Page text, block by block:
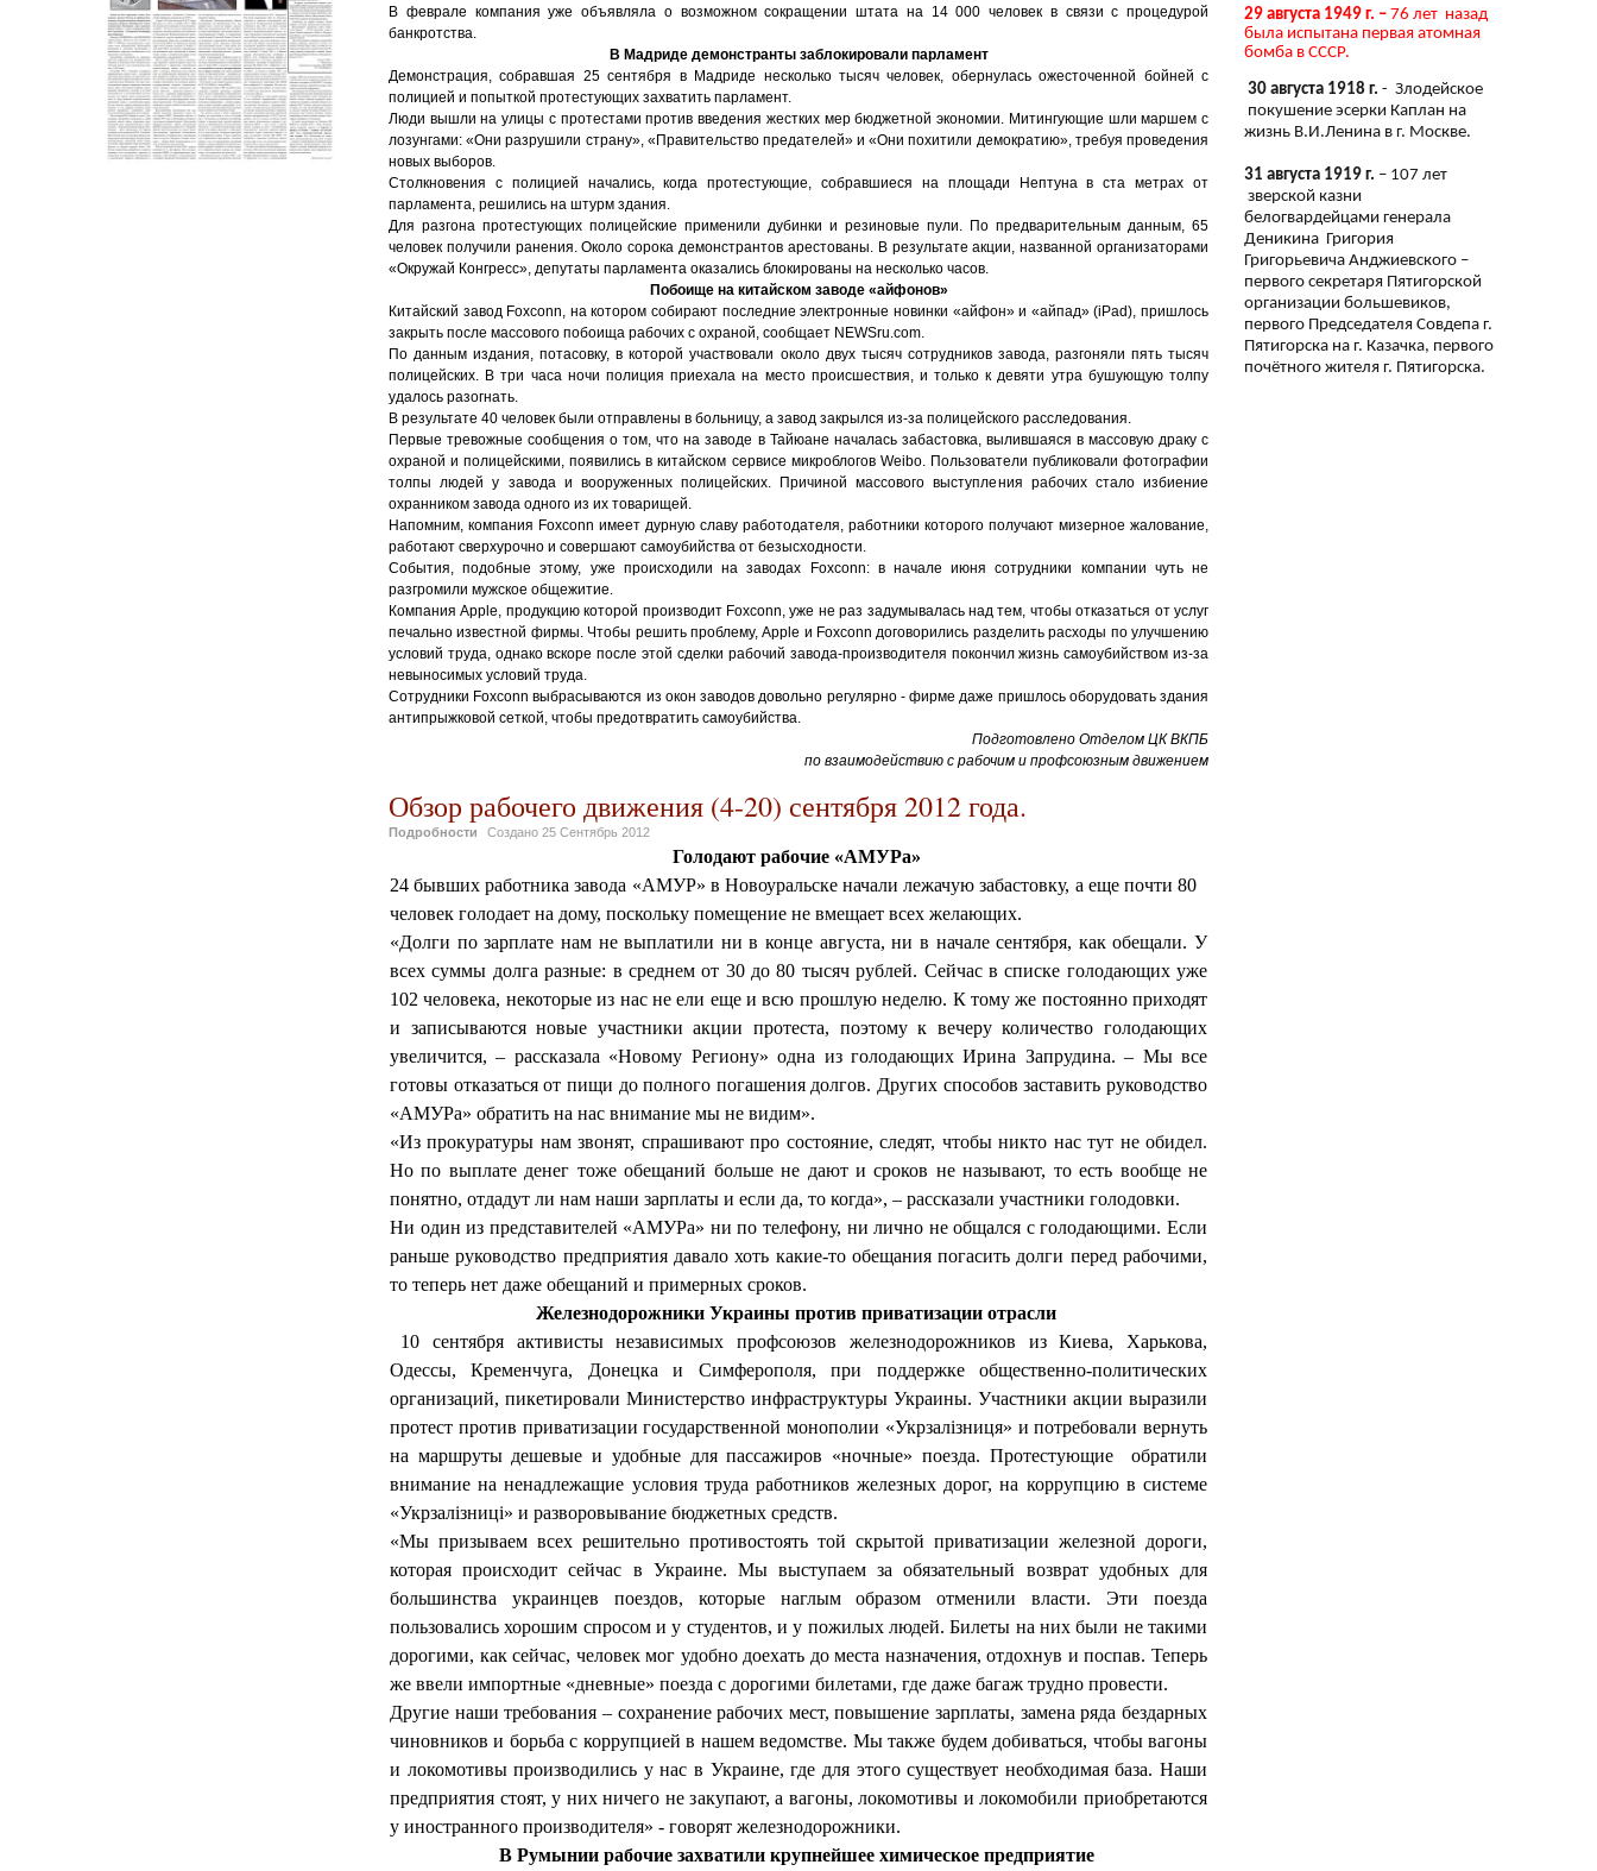
В феврале компания уже объявляла о возможном сокращении штата на 14 000 человек в связи с процедурой
банкротства.
В Мадриде демонстранты заблокировали парламент
Демонстрация, собравшая 25 сентября в Мадриде несколько тысяч человек, обернулась ожесточенной бойней с
полицией и попыткой протестующих захватить парламент.
Люди вышли на улицы с протестами против введения жестких мер бюджетной экономии. Митингующие шли маршем с
лозунгами: «Они разрушили страну», «Правительство предателей» и «Они похитили демократию», требуя проведения
новых выборов.
Столкновения с полицией начались, когда протестующие, собравшиеся на площади Нептуна в ста метрах от
парламента, решились на штурм здания.
Для разгона протестующих полицейские применили дубинки и резиновые пули. По предварительным данным, 65
человек получили ранения. Около сорока демонстрантов арестованы. В результате акции, названной организаторами
«Окружай Конгресс», депутаты парламента оказались блокированы на несколько часов.
Побоище на китайском заводе «айфонов»
Китайский завод Foxconn, на котором собирают последние электронные новинки «айфон» и «айпад» (iPad), пришлось
закрыть после массового побоища рабочих с охраной, сообщает NEWSru.com.
По данным издания, потасовку, в которой участвовали около двух тысяч сотрудников завода, разгоняли пять тысяч
полицейских. В три часа ночи полиция приехала на место происшествия, и только к девяти утра бушующую толпу
удалось разогнать.
В результате 40 человек были отправлены в больницу, а завод закрылся из-за полицейского расследования.
Первые тревожные сообщения о том, что на заводе в Тайюане началась забастовка, вылившаяся в массовую драку с
охраной и полицейскими, появились в китайском сервисе микроблогов Weibo. Пользователи публиковали фотографии
толпы людей у завода и вооруженных полицейских. Причиной массового выступления рабочих стало избиение
охранником завода одного из их товарищей.
Напомним, компания Foxconn имеет дурную славу работодателя, работники которого получают мизерное жалование,
работают сверхурочно и совершают самоубийства от безысходности.
События, подобные этому, уже происходили на заводах Foxconn: в начале июня сотрудники компании чуть не
разгромили мужское общежитие.
Компания Apple, продукцию которой производит Foxconn, уже не раз задумывалась над тем, чтобы отказаться от услуг
печально известной фирмы. Чтобы решить проблему, Apple и Foxconn договорились разделить расходы по улучшению
условий труда, однако вскоре после этой сделки рабочий завода-производителя покончил жизнь самоубийством из-за
невыносимых условий труда.
Сотрудники Foxconn выбрасываются из окон заводов довольно регулярно - фирме даже пришлось оборудовать здания
антипрыжковой сеткой, чтобы предотвратить самоубийства.
Подготовлено Отделом ЦК ВКПБ
по взаимодействию с рабочим и профсоюзным движением
Обзор рабочего движения (4-20) сентября 2012 года.
Подробности Создано 25 Сентябрь 2012
Голодают рабочие «АМУРа»
24 бывших работника завода «АМУР» в Новоуральске начали лежачую забастовку, а еще почти 80
человек голодает на дому, поскольку помещение не вмещает всех желающих.
«Долги по зарплате нам не выплатили ни в конце августа, ни в начале сентября, как обещали. У
всех суммы долга разные: в среднем от 30 до 80 тысяч рублей. Сейчас в списке голодающих уже
102 человека, некоторые из нас не ели еще и всю прошлую неделю. К тому же постоянно приходят
и записываются новые участники акции протеста, поэтому к вечеру количество голодающих
увеличится, – рассказала «Новому Региону» одна из голодающих Ирина Запрудина. – Мы все
готовы отказаться от пищи до полного погашения долгов. Других способов заставить руководство
«АМУРа» обратить на нас внимание мы не видим».
«Из прокуратуры нам звонят, спрашивают про состояние, следят, чтобы никто нас тут не обидел.
Но по выплате денег тоже обещаний больше не дают и сроков не называют, то есть вообще не
понятно, отдадут ли нам наши зарплаты и если да, то когда», – рассказали участники голодовки.
Ни один из представителей «АМУРа» ни по телефону, ни лично не общался с голодающими. Если
раньше руководство предприятия давало хоть какие-то обещания погасить долги перед рабочими,
то теперь нет даже обещаний и примерных сроков.
Железнодорожники Украины против приватизации отрасли
10 сентября активисты независимых профсоюзов железнодорожников из Киева, Харькова,
Одессы, Кременчуга, Донецка и Симферополя, при поддержке общественно-политических
организаций, пикетировали Министерство инфраструктуры Украины. Участники акции выразили
протест против приватизации государственной монополии «Укрзалізниця» и потребовали вернуть
на маршруты дешевые и удобные для пассажиров «ночные» поезда. Протестующие обратили
внимание на ненадлежащие условия труда работников железных дорог, на коррупцию в системе
«Укрзалізниці» и разворовывание бюджетных средств.
«Мы призываем всех решительно противостоять той скрытой приватизации железной дороги,
которая происходит сейчас в Украине. Мы выступаем за обязательный возврат удобных для
большинства украинцев поездов, которые наглым образом отменили власти. Эти поезда
пользовались хорошим спросом и у студентов, и у пожилых людей. Билеты на них были не такими
дорогими, как сейчас, человек мог удобно доехать до места назначения, отдохнув и поспав. Теперь
же ввели импортные «дневные» поезда с дорогими билетами, где даже багаж трудно провести.
Другие наши требования – сохранение рабочих мест, повышение зарплаты, замена ряда бездарных
чиновников и борьба с коррупцией в нашем ведомстве. Мы также будем добиваться, чтобы вагоны
и локомотивы производились у нас в Украине, где для этого существует необходимая база. Наши
предприятия стоят, у них ничего не закупают, а вагоны, локомотивы и локомобили приобретаются
у иностранного производителя» - говорят железнодорожники.
В Румынии рабочие захватили крупнейшее химическое предприятие
29 августа 1949 г. – 76 лет назад
была испытана первая атомная
бомба в СССР.
30 августа 1918 г. - Злодейское
покушение эсерки Каплан на
жизнь В.И.Ленина в г. Москве.
31 августа 1919 г. – 107 лет
зверской казни
белогвардейцами генерала
Деникина Григория
Григорьевича Анджиевского –
первого секретаря Пятигорской
организации большевиков,
первого Председателя Совдепа г.
Пятигорска на г. Казачка, первого
почётного жителя г. Пятигорска.